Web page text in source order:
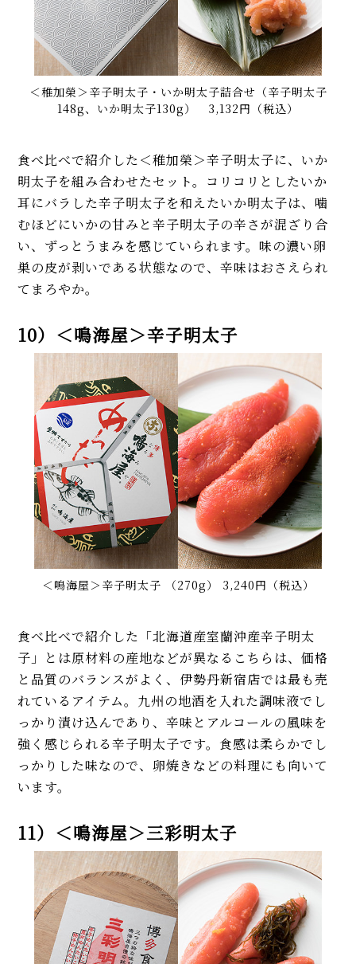
＜稚加榮＞辛子明太子・いか明太子詰合せ（辛子明太子
148g、いか明太子130g） 3,132円（税込）
食べ比べで紹介した＜稚加榮＞辛子明太子に、いか
明太子を組み合わせたセット。コリコリとしたいか
耳にバラした辛子明太子を和えたいか明太子は、噛
むほどにいかの甘みと辛子明太子の辛さが混ざり合
い、ずっとうまみを感じていられます。味の濃い卵
巣の皮が剥いである状態なので、辛味はおさえられ
てまろやか。
10）＜鳴海屋＞辛子明太子
＜鳴海屋＞辛子明太子 （270g） 3,240円（税込）
食べ比べで紹介した「北海道産室蘭沖産辛子明太
子」とは原材料の産地などが異なるこちらは、価格
と品質のバランスがよく、伊勢丹新宿店では最も売
れているアイテム。九州の地酒を入れた調味液でし
っかり漬け込んであり、辛味とアルコールの風味を
強く感じられる辛子明太子です。食感は柔らかでし
っかりした味なので、卵焼きなどの料理にも向いて
います。
11）＜鳴海屋＞三彩明太子